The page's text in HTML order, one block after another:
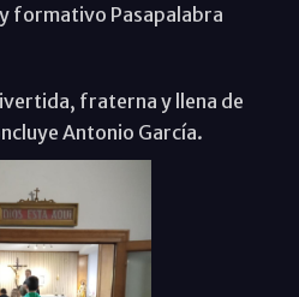
formativo Pasapalabra
fraterna y llena de
Antonio García.